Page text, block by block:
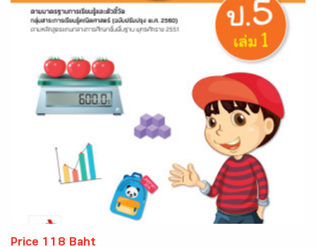
Price 118 Baht